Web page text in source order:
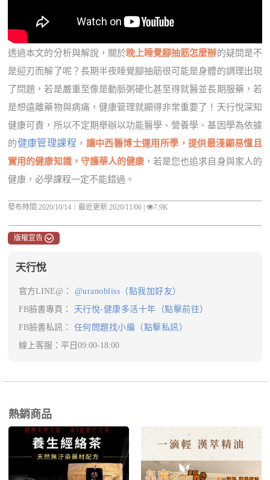
透過本文的分析與解說，關於晚上睡覺腳抽筋怎麼辦的疑問是不
是迎刃而解了呢？長期半夜睡覺腳抽筋很可能是身體的調理出現
了問題，若是嚴重至像是動脈粥硬化甚至得就醫並長期服藥，若
是想遠離藥物與病痛，健康管理就顯得非常重要了！天行悅深知
健康可貴，所以不定期舉辦以功能醫學、營養學、基因學為依據
的健康管理課程 ， 讓中西醫博士運用所學，提供最淺顯易懂且
實用的健康知識，守護華人的健康 ，若是您也追求自身與家人的
健康，必學課程一定不能錯過。
發布時間:2020/10/14｜最近更新:2020/11/06 | 7.9K
版權宣告
天行悅
官方LINE@：
@uranobliss（點我加好友）
FB臉書專頁：
天行悅-健康多活十年（點擊前往）
FB臉書私訊：
任何問題找小編（點擊私訊）
線上客服：平日09:00-18:00
熱銷商品